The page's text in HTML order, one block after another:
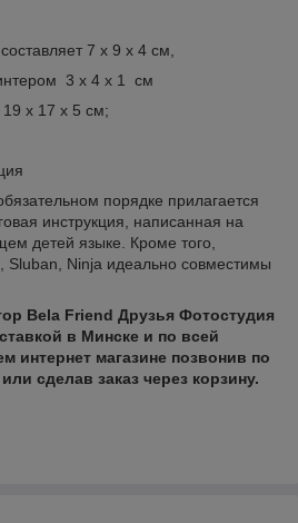
7 х 9 х 4 см,
3 х 4 х 1 см
19 х 17 х 5 см;
порядке прилагается
инструкция, написанная на
детей языке. Кроме того,
Sluban, Ninja идеально совместимы
Bela Friend Друзья Фотостудия
в Минске и по всей
интернет магазине позвонив по
сделав заказ через корзину.